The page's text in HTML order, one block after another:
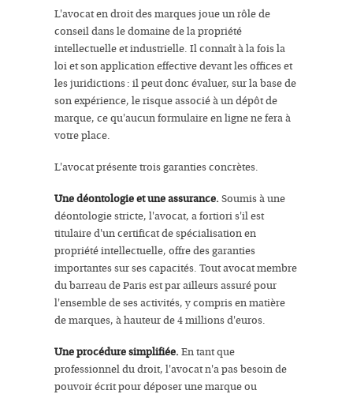
L'avocat en droit des marques joue un rôle de
conseil dans le domaine de la propriété
intellectuelle et industrielle. Il connaît à la fois la
loi et son application effective devant les offices et
les juridictions : il peut donc évaluer, sur la base de
son expérience, le risque associé à un dépôt de
marque, ce qu'aucun formulaire en ligne ne fera à
votre place.
L'avocat présente trois garanties concrètes.
Une déontologie et une assurance. Soumis à une
déontologie stricte, l'avocat, a fortiori s'il est
titulaire d'un certificat de spécialisation en
propriété intellectuelle, offre des garanties
importantes sur ses capacités. Tout avocat membre
du barreau de Paris est par ailleurs assuré pour
l'ensemble de ses activités, y compris en matière
de marques, à hauteur de 4 millions d'euros.
Une procédure simplifiée. En tant que
professionnel du droit, l'avocat n'a pas besoin de
pouvoir écrit pour déposer une marque ou